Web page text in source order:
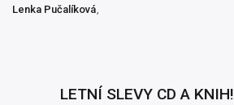
Lenka Pučalíková
LETNÍ SLEVY CD A KNIH!